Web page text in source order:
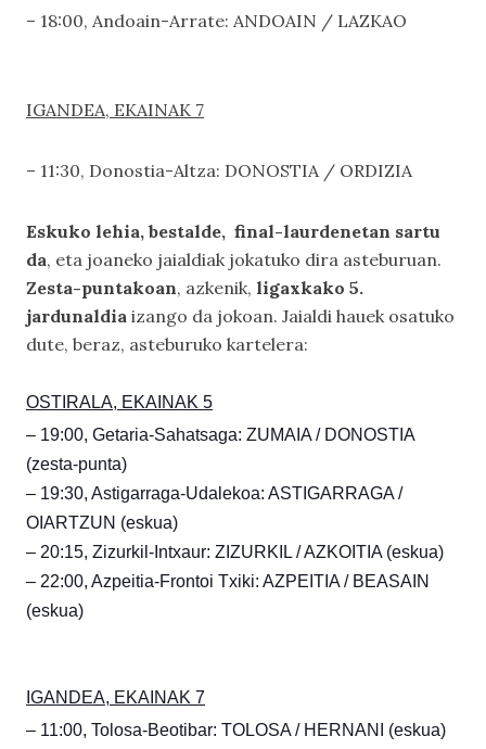
– 18:00, Andoain-Arrate: ANDOAIN / LAZKAO
IGANDEA, EKAINAK 7
– 11:30, Donostia-Altza: DONOSTIA / ORDIZIA
Eskuko lehia, bestalde, final-laurdenetan sartu
da, eta joaneko jaialdiak jokatuko dira asteburuan.
Zesta-puntakoan, azkenik, ligaxkako 5.
jardunaldia izango da jokoan. Jaialdi hauek osatuko
dute, beraz, asteburuko kartelera:
OSTIRALA, EKAINAK 5
– 19:00, Getaria-Sahatsaga: ZUMAIA / DONOSTIA
(zesta-punta)
– 19:30, Astigarraga-Udalekoa: ASTIGARRAGA /
OIARTZUN (eskua)
– 20:15, Zizurkil-Intxaur: ZIZURKIL / AZKOITIA (eskua)
– 22:00, Azpeitia-Frontoi Txiki: AZPEITIA / BEASAIN
(eskua)
IGANDEA, EKAINAK 7
– 11:00, Tolosa-Beotibar: TOLOSA / HERNANI (eskua)